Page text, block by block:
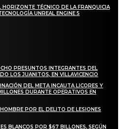
HORIZONTE TÉCNICO DE LA FRANQUICIA
UNREAL ENGINE 5
PRESUNTOS INTEGRANTES DEL
LOS JUANITOS, EN VILLAVICENCIO
DEL META INCAUTA LICORES Y
DURANTE OPERATIVOS EN
POR EL DELITO DE LESIONES
BLANCOS POR $67 BILLONES, SEGÚN